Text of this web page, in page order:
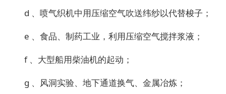
d 、喷气织机中用压缩空气吹送纬纱以代替梭子；
e 、食品、制药工业，利用压缩空气搅拌浆液；
f 、大型船用柴油机的起动；
g 、风洞实验、地下通道换气、金属冶炼；